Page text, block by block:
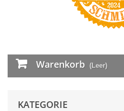
Warenkorb (Leer)
KATEGORIE